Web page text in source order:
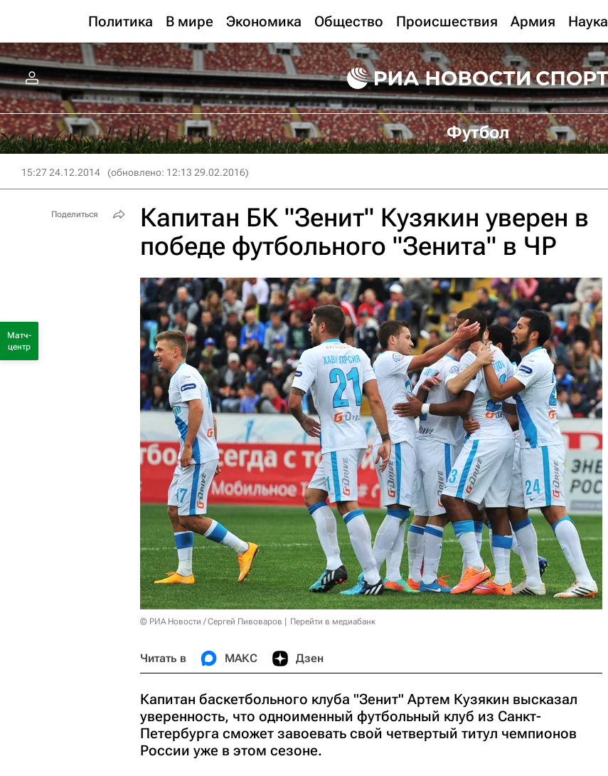
Политика В мире Экономика Общество Происшествия Армия Наука
Футбол
15:27 24.12.2014 (обновлено: 12:13 29.02.2016)
Капитан БК "Зенит" Кузякин уверен в
победе футбольного "Зенита" в ЧР
© РИА Новости / Сергей Пивоваров Перейти в медиабанк
Читать в МАКС Дзен
Капитан баскетбольного клуба "Зенит" Артем Кузякин высказал
уверенность, что одноименный футбольный клуб из Санкт-
Петербурга сможет завоевать свой четвертый титул чемпионов
России уже в этом сезоне.
Поделиться
Матч-
центр